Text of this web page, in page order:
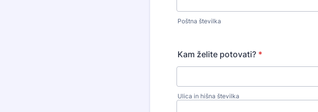
Poštna številka
Kam želite potovati? *
Ulica in hišna številka